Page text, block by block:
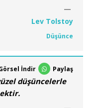
Lev Tolstoy
Düşünce
İndir Paylaş
düşüncelerle